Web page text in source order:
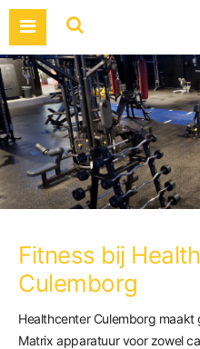
Fitness bij
Culemborg
Healthcenter Culemborg
Matrix apparatuur voor zowel